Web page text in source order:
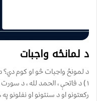
د لمانځه واجبات
د لمونځ واجبات څو او کوم دي؟
رکعتونو او د سنتونو او